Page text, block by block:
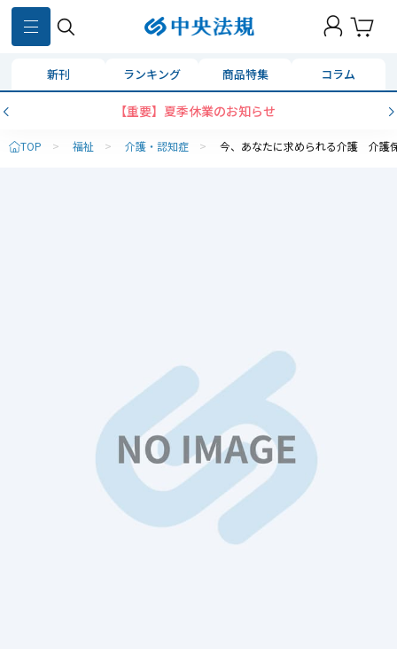
新刊 ランキング 商品特集 コラム
【重要】夏季休業のお知らせ
TOP > 福祉 > 介護・認知症 > 今、あなたに求められる介護 介護